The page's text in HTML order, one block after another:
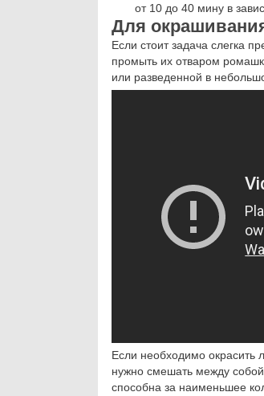
от 10 до 40 мину в
Для
Если стоит задача слегка
промыть их отваром
или разведенной в
Если необходимо окрасить
нужно смешать между
способна за наименьшее